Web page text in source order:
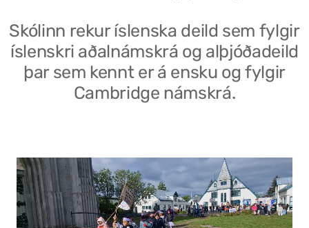
Skólinn rekur íslenska deild sem fylgir
íslenskri aðalnámskrá og alþjóðadeild
þar sem kennt er á ensku og fylgir
Cambridge námskrá.
Skólaráð
Fundargerðir skólaráðs
Stjórnendateymi
Skólareglur
Starfsáætlun